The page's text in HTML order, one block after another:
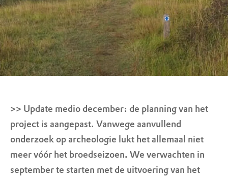
>> Update medio december: de planning van het
project is aangepast. Vanwege aanvullend
onderzoek op archeologie lukt het allemaal niet
meer vóór het broedseizoen. We verwachten in
september te starten met de uitvoering van het